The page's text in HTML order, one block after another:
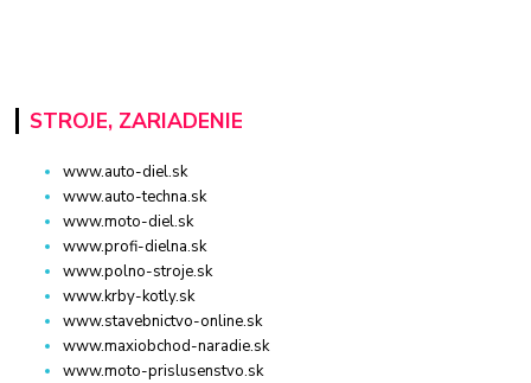
STROJE, ZARIADENIE
www.auto-diel.sk
www.auto-techna.sk
www.moto-diel.sk
www.profi-dielna.sk
www.polno-stroje.sk
www.krby-kotly.sk
www.stavebnictvo-online.sk
www.maxiobchod-naradie.sk
www.moto-prislusenstvo.sk